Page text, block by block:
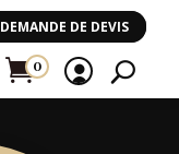
DEMANDE DE DEVIS
0
Ar